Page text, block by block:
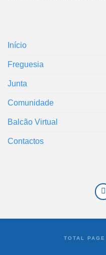
Início
Freguesia
Junta
Comunidade
Balcão Virtual
Contactos
TOTAL